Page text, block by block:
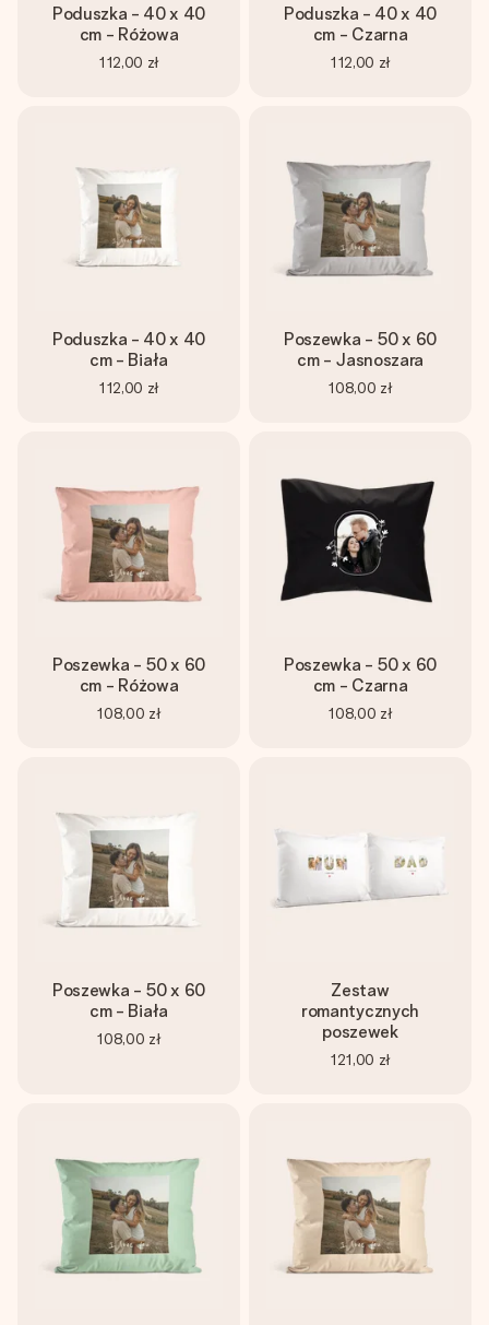
Poduszka - 40 x 40
cm - Różowa
112,00 zł
Poduszka - 40 x 40
cm - Czarna
112,00 zł
Poduszka - 40 x 40
cm - Biała
112,00 zł
Poszewka - 50 x 60
cm - Jasnoszara
108,00 zł
Poszewka - 50 x 60
cm - Różowa
108,00 zł
Poszewka - 50 x 60
cm - Czarna
108,00 zł
Poszewka - 50 x 60
cm - Biała
108,00 zł
Zestaw
romantycznych
poszewek
121,00 zł